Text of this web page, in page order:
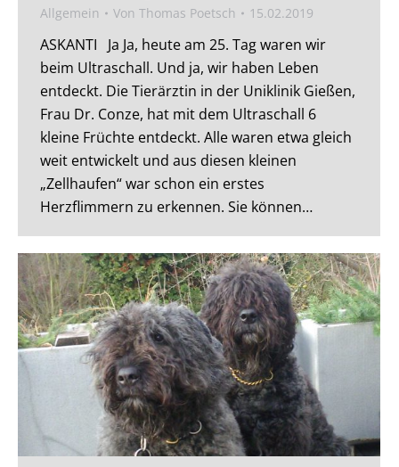
Allgemein Von Thomas Poetsch 15.02.2019
ASKANTI Ja Ja, heute am 25. Tag waren wir
beim Ultraschall. Und ja, wir haben Leben
entdeckt. Die Tierärztin in der Uniklinik Gießen,
Frau Dr. Conze, hat mit dem Ultraschall 6
kleine Früchte entdeckt. Alle waren etwa gleich
weit entwickelt und aus diesen kleinen
„Zellhaufen“ war schon ein erstes
Herzflimmern zu erkennen. Sie können…